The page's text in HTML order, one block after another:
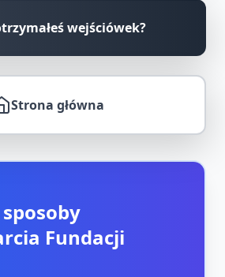
wejściówek?
Strona główna
Fundacji